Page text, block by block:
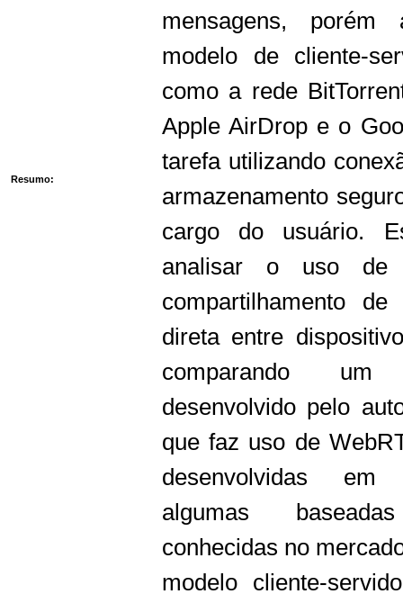
Resumo:
mensagens,
modelo de cliente-
como a rede
Apple AirDrop e o
tarefa utilizando
armazenamento
cargo do usuário.
analisar o uso de
compartilhamento
direta entre
comparando
desenvolvido pelo
que faz uso de
desenvolvidas em
algumas
conhecidas no
modelo cliente-